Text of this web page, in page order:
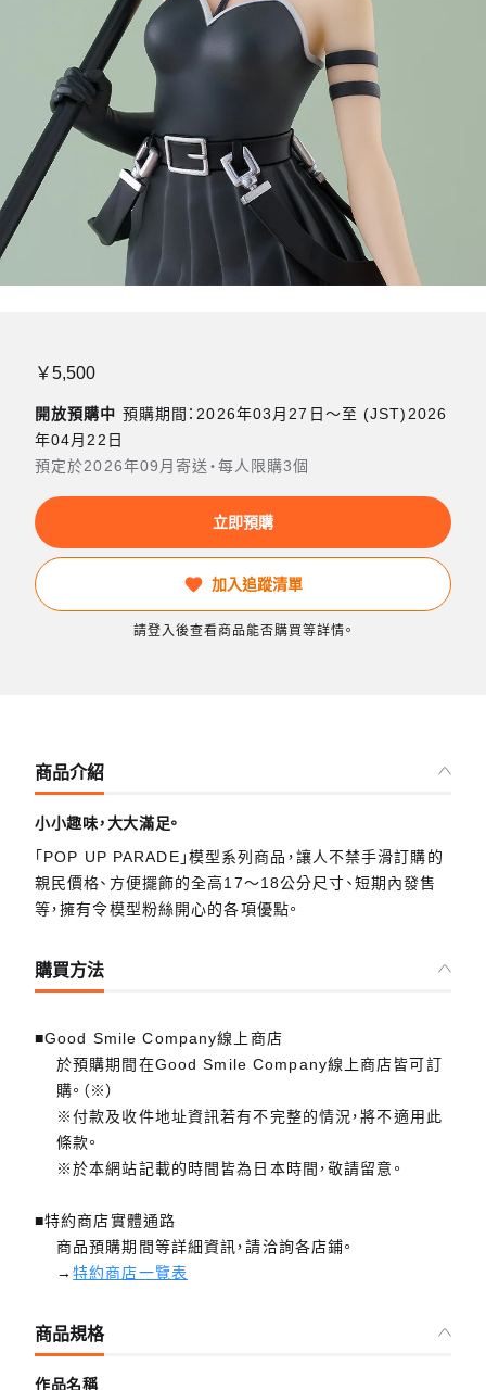
￥5,500
開放預購中 預購期間：2026年03月27日〜至 (JST)2026
年04月22日
預定於2026年09月寄送・每人限購3個
立即預購
加入追蹤清單
請登入後查看商品能否購買等詳情。
商品介紹
小小趣味，大大滿足。
「POP UP PARADE」模型系列商品，讓人不禁手滑訂購的
親民價格、方便擺飾的全高17～18公分尺寸、短期內發售
等，擁有令模型粉絲開心的各項優點。
購買方法
■Good Smile Company線上商店
於預購期間在Good Smile Company線上商店皆可訂
購。（※）
※付款及收件地址資訊若有不完整的情況，將不適用此
條款。
※於本網站記載的時間皆為日本時間，敬請留意。
■特約商店實體通路
商品預購期間等詳細資訊，請洽詢各店鋪。
→特約商店一覽表
商品規格
作品名稱